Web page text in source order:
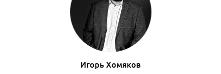
Игорь Хомяков